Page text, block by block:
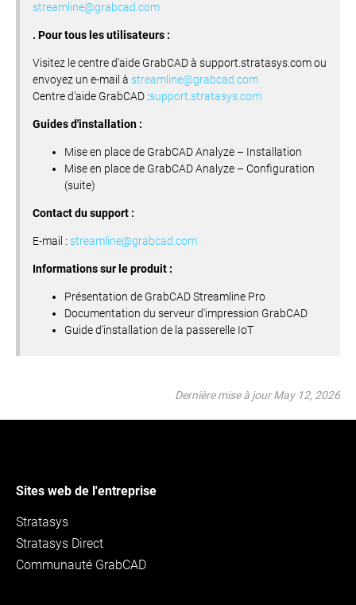
streamline@grabcad.com
. Pour tous les utilisateurs :
Visitez le centre d'aide GrabCAD à support.stratasys.com ou
envoyez un e-mail à streamline@grabcad.com
Centre d'aide GrabCAD :support.stratasys.com
Guides d'installation :
Mise en place de GrabCAD Analyze – Installation
Mise en place de GrabCAD Analyze – Configuration
(suite)
Contact du support :
E-mail : streamline@grabcad.com
Informations sur le produit :
Présentation de GrabCAD Streamline Pro
Documentation du serveur d'impression GrabCAD
Guide d'installation de la passerelle IoT
Dernière mise à jour May 12, 2026
Sites web de l'entreprise
Stratasys
Stratasys Direct
Communauté GrabCAD